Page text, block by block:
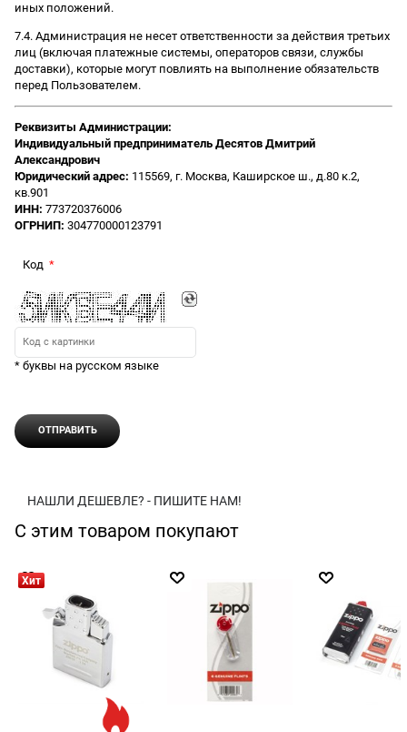
иных положений.
7.4. Администрация не несет ответственности за действия третьих
лиц (включая платежные системы, операторов связи, службы
доставки), которые могут повлиять на выполнение обязательств
перед Пользователем.
Реквизиты Администрации:
Индивидуальный предприниматель Десятов Дмитрий
Александрович
Юридический адрес: 115569, г. Москва, Каширское ш., д.80 к.2,
кв.901
ИНН: 773720376006
ОГРНИП: 304770000123791
Код
* буквы на русском языке
НАШЛИ ДЕШЕВЛЕ? - ПИШИТЕ НАМ!
С этим товаром покупают
Хит